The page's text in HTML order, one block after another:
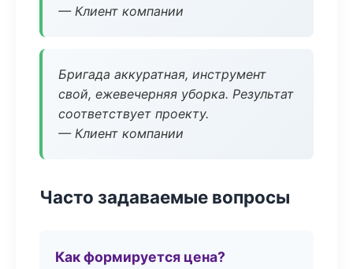
— Клиент компании
Бригада аккуратная, инструмент
свой, ежевечерняя уборка. Результат
соответствует проекту.
— Клиент компании
Часто задаваемые вопросы
Как формируется цена?